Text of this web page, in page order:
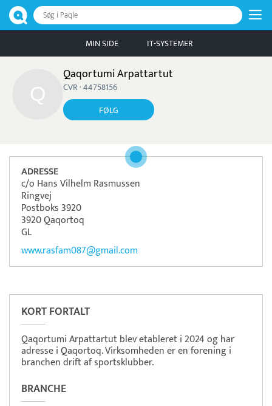
Søg i Paqle
MIN SIDE IT-SYSTEMER
Qaqortumi Arpattartut
CVR · 44758156
FØLG
ADRESSE
c/o Hans Vilhelm Rasmussen
Ringvej
Postboks 3920
3920 Qaqortoq
GL
www.rasfam087@gmail.com
KORT FORTALT
Qaqortumi Arpattartut blev etableret i 2024 og har
adresse i Qaqortoq. Virksomheden er en forening i
branchen drift af sportsklubber.
BRANCHE